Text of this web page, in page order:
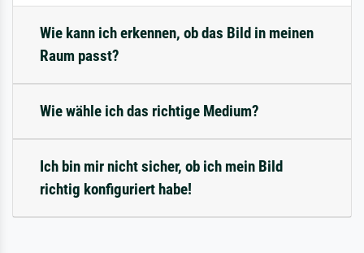
Wie kann ich erkennen, ob das Bild in meinen
Raum passt?
Wie wähle ich das richtige Medium?
Ich bin mir nicht sicher, ob ich mein Bild
richtig konfiguriert habe!